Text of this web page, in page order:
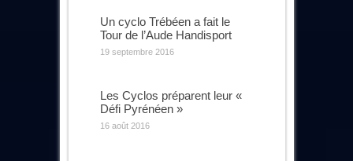
Un cyclo Trébéen a fait le
Tour de l’Aude Handisport
19 septembre 2016
Les Cyclos préparent leur «
Défi Pyrénéen »
16 août 2016